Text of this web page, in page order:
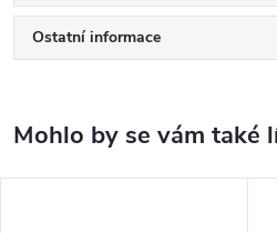
Ostatní informace